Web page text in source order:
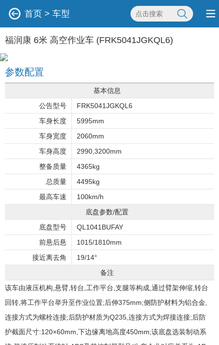
首页 > 车型
福润康 6米 高空作业车 (FRK5041JGKQL6)
参数配置
基本信息
公告型号
FRK5041JGKQL6
车身长度
5995mm
车身宽度
2060mm
车身高度
2990,3200mm
整备质量
4365kg
总质量
4495kg
最高车速
100km/h
底盘参数/配置
底盘型号
QL1041BUFAY
前悬后悬
1015/1810mm
接近离去角
19/14°
备注
该车由液压机构,悬臂,转台,工作平台,支腿等构成,通过臂架伸缩,转台
回转,将工作平台举升至作业位置;后伸375mm;侧防护材料为铝合金,
连接方式为螺栓连接;后防护材质为Q235,连接方式为焊接连接;后防
护截面尺寸:120×60mm,下边缘离地高度450mm;该底盘选装制动系